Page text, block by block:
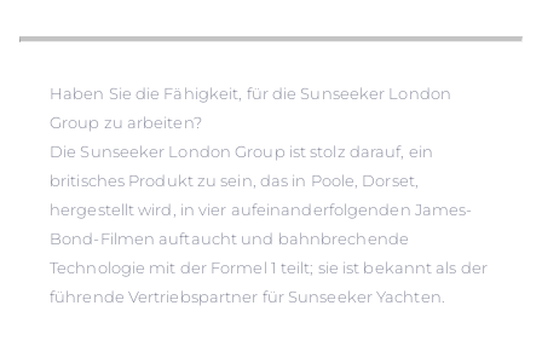
Haben Sie die Fähigkeit, für die Sunseeker London
Group zu arbeiten?
Die Sunseeker London Group ist stolz darauf, ein
britisches Produkt zu sein, das in Poole, Dorset,
hergestellt wird, in vier aufeinanderfolgenden James-
Bond-Filmen auftaucht und bahnbrechende
Technologie mit der Formel 1 teilt; sie ist bekannt als der
führende Vertriebspartner für Sunseeker Yachten.